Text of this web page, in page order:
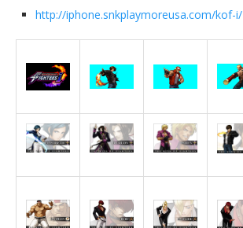
http://iphone.snkplaymoreusa.com/kof-i/